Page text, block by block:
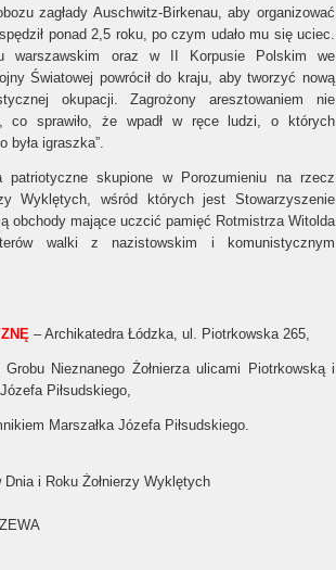
zagłady Auschwitz-Birkenau, aby organizować
ponad 2,5 roku, po czym udało mu się uciec.
warszawskim oraz w II Korpusie Polskim we
Światowej powrócił do kraju, aby tworzyć nową
okupacji. Zagrożony aresztowaniem nie
co sprawiło, że wpadł w ręce ludzi, o których
była igraszka”.
skupione w Porozumieniu na rzecz
Wyklętych, wśród których jest Stowarzyszenie
obchody mające uczcić pamięć Rotmistrza Witolda
walki z nazistowskim i komunistycznym
– Archikatedra Łódzka, ul. Piotrkowska 265,
Nieznanego Żołnierza ulicami Piotrkowską i
Piłsudskiego,
Marszałka Józefa Piłsudskiego.
i Roku Żołnierzy Wyklętych